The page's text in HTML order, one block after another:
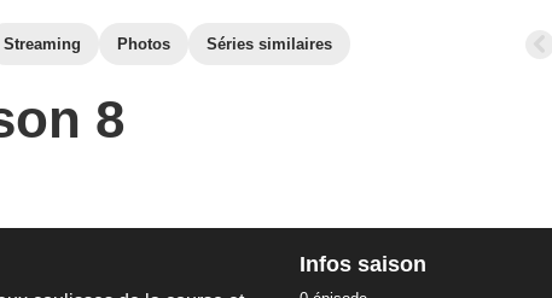
Streaming Photos Séries similaires
8
Infos saison